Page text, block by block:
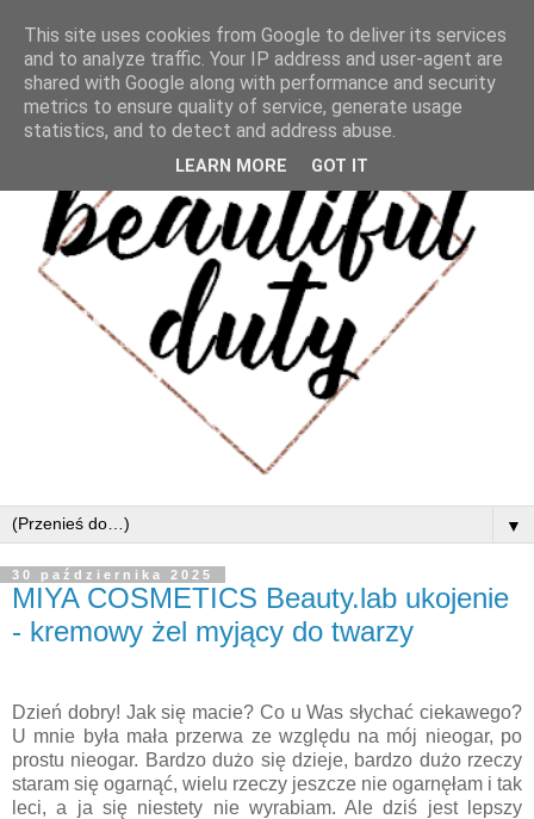
▼
30 października 2025
MIYA COSMETICS Beauty.lab ukojenie
- kremowy żel myjący do twarzy
Dzień dobry! Jak się macie? Co u Was słychać ciekawego?
U mnie była mała przerwa ze względu na mój nieogar, po
prostu nieogar. Bardzo dużo się dzieje, bardzo dużo rzeczy
staram się ogarnąć, wielu rzeczy jeszcze nie ogarnęłam i tak
leci, a ja się niestety nie wyrabiam. Ale dziś jest lepszy
This site uses cookies from Google to deliver its services
and to analyze traffic. Your IP address and user-agent are
shared with Google along with performance and security
metrics to ensure quality of service, generate usage
statistics, and to detect and address abuse.
LEARN MORE GOT IT